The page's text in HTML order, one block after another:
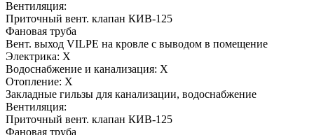
Вентиляция:
Приточный вент. клапан КИВ-125
Фановая труба
Вент. выход VILPE на кровле с выводом в помещение
Электрика: Х
Водоснабжение и канализация: Х
Отопление: Х
Закладные гильзы для канализации, водоснабжение
Вентиляция:
Приточный вент. клапан КИВ-125
Фановая труба